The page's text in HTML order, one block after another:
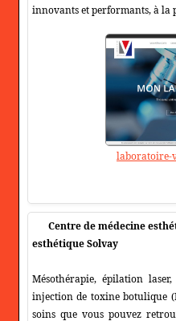
innovants et performants, à la
laboratoire-
Centre de médecine
esthétique Solvay
Mésothérapie, épilation
injection de toxine botulique
soins que vous pouvez